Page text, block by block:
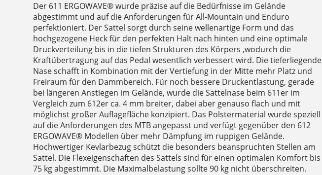
Der 611 ERGOWAVE® wurde präzise auf die Bedürfnisse im Gelände
abgestimmt und auf die Anforderungen für All-Mountain und Enduro
perfektioniert. Der Sattel sorgt durch seine wellenartige Form und das
hochgezogene Heck für den perfekten Halt nach hinten und eine optimale
Druckverteilung bis in die tiefen Strukturen des Körpers ,wodurch die
Kraftübertragung auf das Pedal wesentlich verbessert wird. Die tieferliegende
Nase schafft in Kombination mit der Vertiefung in der Mitte mehr Platz und
Freiraum für den Dammbereich. Für noch bessere Druckentlastung, gerade
bei längeren Anstiegen im Gelände, wurde die Sattelnase beim 611er im
Vergleich zum 612er ca. 4 mm breiter, dabei aber genauso flach und mit
möglichst großer Auflagefläche konzipiert. Das Polstermaterial wurde speziell
auf die Anforderungen des MTB angepasst und verfügt gegenüber den 612
ERGOWAVE® Modellen über mehr Dämpfung im ruppigen Gelände.
Hochwertiger Kevlarbezug schützt die besonders beanspruchten Stellen am
Sattel. Die Flexeigenschaften des Sattels sind für einen optimalen Komfort bis
75 kg abgestimmt. Die Maximalbelastung sollte 90 kg nicht überschreiten.